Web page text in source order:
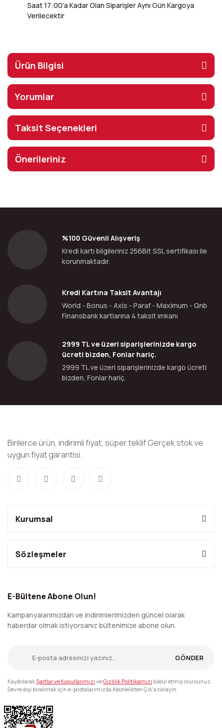
Saat 17:00'a Kadar Olan Siparişler Aynı Gün Kargoya
Verilecektir
Ürün Bilgisi
Yorumlar
Taksit Seçenekleri
Önerileriniz
%100 Güvenli Alışveriş
Kredi kartı bilgileriniz 256Bit SSL sertifikası ile
korunmaktadır.
Kredi Kartına Taksit Avantajı
World - Bonus - Axis - Paraf - Maximum - Qnb
Finansbank kartlarına 4 taksit imkanı
2999 TL ve üzeri siparişlerinizde kargo
ücreti bizden, Fonlar hariç.
2999 TL ve üzeri siparişlerinizde kargo ücreti
bizden, Fonlar hariç.
Binlerce ürün, indirimli fiyat, süper teklif Gerçek stok ve
uygun fiyat garantisi.
Kurumsal
Sözleşmeler
E-Bültene Abone Olun!
Kampanyalarımızdan ve indirimlerimizden güncel olarak
haberdar olmak istiyorsanız bültenimize abone olun.
GÖNDER
KaydolarakŞartlar ve Koşullarımızı veGizlilik Politikamızı kabul etmiş olursunuz.
Devre dışı bırakmak için e-postalarımızda Abonelikten Çık'a tıklayın.